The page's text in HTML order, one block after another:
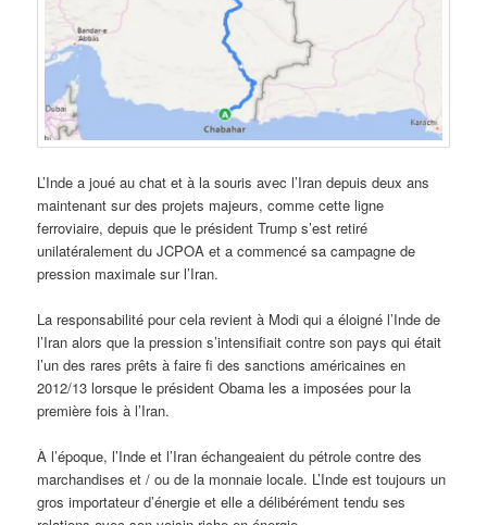
L’Inde a joué au chat et à la souris avec l’Iran depuis deux ans
maintenant sur des projets majeurs, comme cette ligne
ferroviaire, depuis que le président Trump s’est retiré
unilatéralement du JCPOA et a commencé sa campagne de
pression maximale sur l’Iran.
La responsabilité pour cela revient à Modi qui a éloigné l’Inde de
l’Iran alors que la pression s’intensifiait contre son pays qui était
l’un des rares prêts à faire fi des sanctions américaines en
2012/13 lorsque le président Obama les a imposées pour la
première fois à l’Iran.
À l’époque, l’Inde et l’Iran échangeaient du pétrole contre des
marchandises et / ou de la monnaie locale. L’Inde est toujours un
gros importateur d’énergie et elle a délibérément tendu ses